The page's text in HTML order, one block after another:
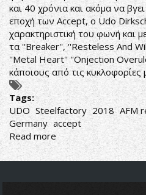
και 40 χρόνια και ακόμα να
εποχή των Accept, ο Udo
χαρακτηριστική του φωνή και
τα ''Breaker'', ''Resteless And
''Metal Heart'' ''Onjection
κάποιους από τις κυκλοφορίες
Tags:
UDO Steelfactory 2018 AFM
Germany accept
Read more about
Ο
ΚΟΝΤΟΣ